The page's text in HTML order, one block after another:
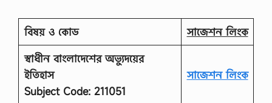
বিষয় ও কোড
সাজেশন লিংক
স্বাধীন বাংলাদেশের অভ্যুদয়ের
ইতিহাস
Subject Code: 211051
সাজেশন লিংক